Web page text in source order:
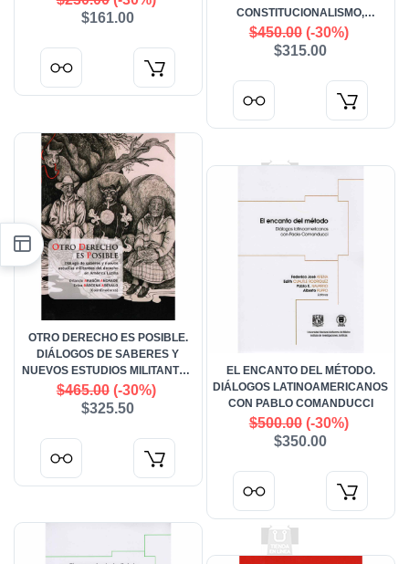
$161.00
CONSTITUCIONALISMO,
LIBERALISMO Y ELECCIONES
$450.00(-30%)
$315.00
OTRO DERECHO ES POSIBLE.
DIÁLOGOS DE SABERES Y
NUEVOS ESTUDIOS MILITANTES
DEL DERECHO EN AMÉRICA
LATINA
$465.00(-30%)
$325.50
EL ENCANTO DEL MÉTODO.
DIÁLOGOS LATINOAMERICANOS
CON PABLO COMANDUCCI
$500.00(-30%)
$350.00